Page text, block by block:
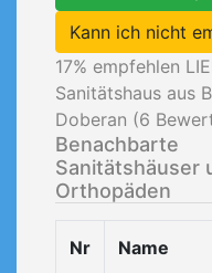
Kann ich nicht
17% empfehlen
Sanitätshaus aus
Doberan (6
Benachbarte
Sanitätshäuser
Orthopäden
Nr Name